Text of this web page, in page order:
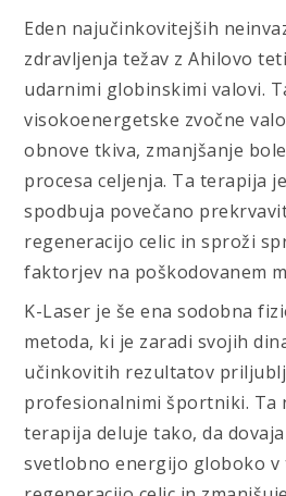
Eden najučinkovitejših
zdravljenja težav z Ahilovo
udarnimi globinskimi valovi.
visokoenergetske zvočne
obnove tkiva, zmanjšanje
procesa celjenja. Ta terapija
spodbuja povečano
regeneracijo celic in sproži
faktorjev na poškodovanem
K-Laser je še ena sodobna
metoda, ki je zaradi svojih
učinkovitih rezultatov
profesionalnimi športniki. Ta
terapija deluje tako, da
svetlobno energijo globoko v